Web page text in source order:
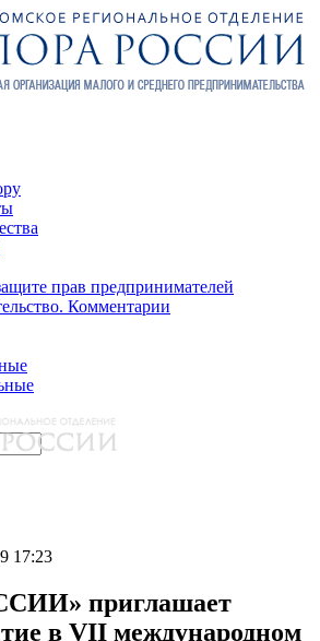
прав предпринимателей
Комментарии
17:23
приглашает
в VII международном